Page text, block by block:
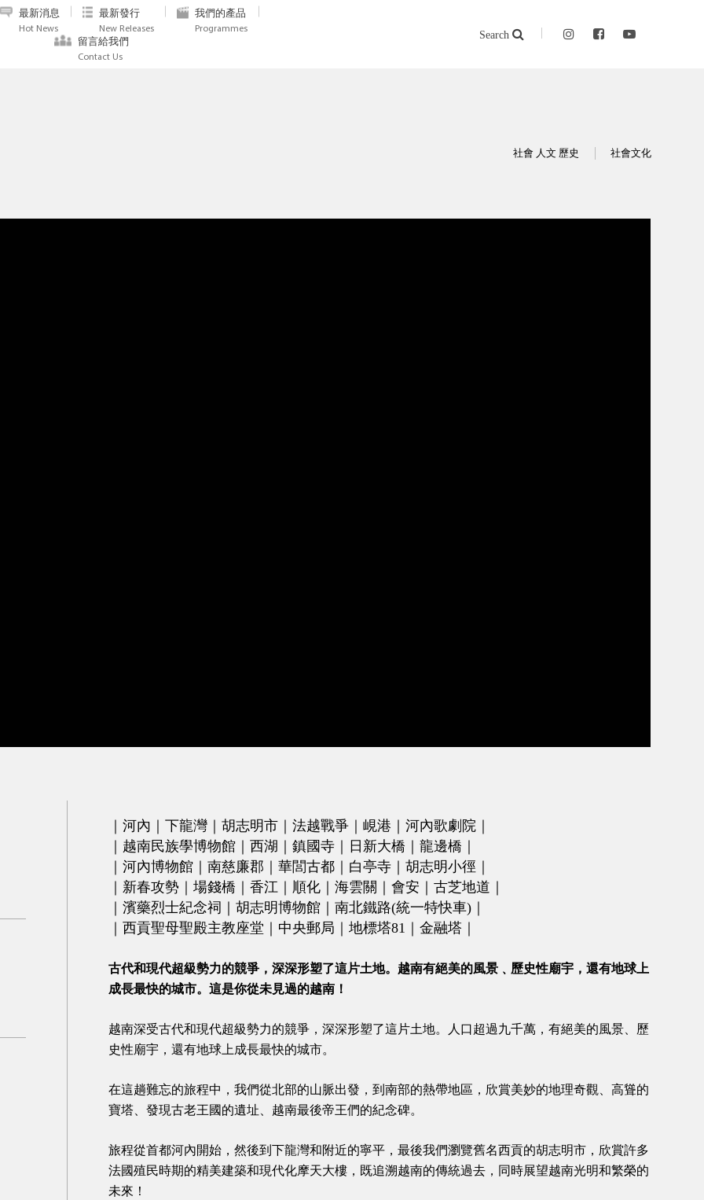
最新消息
Hot News
最新發行
New Releases
我們的產品
Programmes
留言給我們
Contact Us
Search
社會 人文 歷史 社會文化
｜河內｜下龍灣｜胡志明市｜法越戰爭｜峴港｜河內歌劇院｜
｜越南民族學博物館｜西湖｜鎮國寺｜日新大橋｜龍邊橋｜
｜河內博物館｜南慈廉郡｜華閭古都｜白亭寺｜胡志明小徑｜
｜新春攻勢｜場錢橋｜香江｜順化｜海雲關｜會安｜古芝地道｜
｜濱藥烈士紀念祠｜胡志明博物館｜南北鐵路(統一特快車)｜
｜西貢聖母聖殿主教座堂｜中央郵局｜地標塔81 ｜金融塔｜
古代和現代超級勢力的競爭，深深形塑了這片土地。越南有絕美的風景﹑歷史性廟宇，還有地球上
成長最快的城市。這是你從未見過的越南！
越南深受古代和現代超級勢力的競爭，深深形塑了這片土地。
人口超過九千萬，有絕美的風景、歷
史性廟宇，還有地球上成長最快的城市。
在這趟難忘的旅程中，我們從北部的山脈出發，到南部的熱帶地區，欣賞美妙的地理奇觀、高聳的
寶塔、發現古老王國的遺址、越南最後帝王們的紀念碑。
旅程從首都河內開始，然後到下龍灣和附近的寧平，最後我們瀏覽舊名西貢的胡志明市， 欣賞許多
法國殖民時期的精美建築和現代化摩天大樓， 既追溯越南的傳統過去，同時展望越南光明和繁榮的
未來！